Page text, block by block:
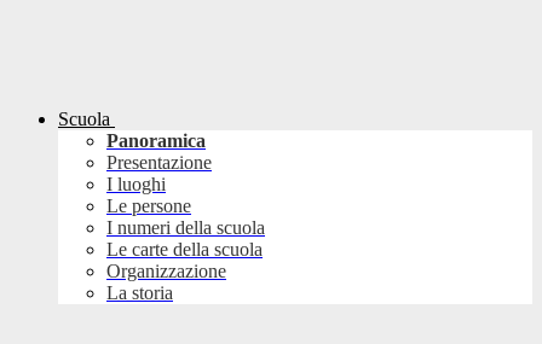
Scuola
Panoramica
Presentazione
I luoghi
Le persone
I numeri della scuola
Le carte della scuola
Organizzazione
La storia